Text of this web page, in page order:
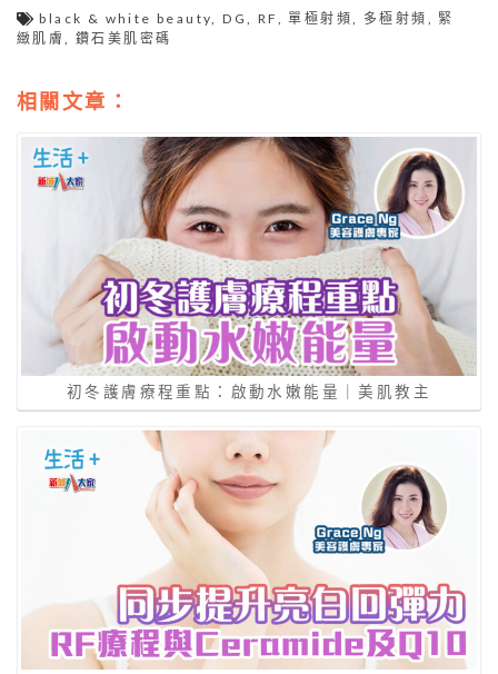
black & white beauty,DG, RF ,單極射頻, 多極射頻 , 緊
緻肌膚,鑽石美肌密碼
相關文章：
初冬護膚療程重點：啟動水嫩能量｜美肌教主